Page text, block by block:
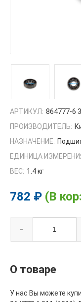
АРТИКУЛ: 864777-6
ПРОИЗВОДИТЕЛЬ:
НАЗНАЧЕНИЕ:
ЕДИНИЦА
ВЕС: 1.4 кг
782 ₽ (В
-
О товаре
У нас Вы можете